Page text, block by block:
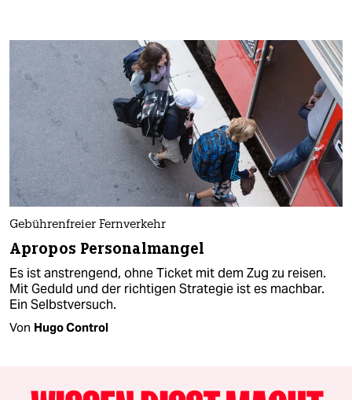
Gebührenfreier Fernverkehr
Apropos Personalmangel
Es ist anstrengend, ohne Ticket mit dem Zug zu reisen.
Mit Geduld und der richtigen Strategie ist es machbar.
Ein Selbstversuch.
Von Hugo Control